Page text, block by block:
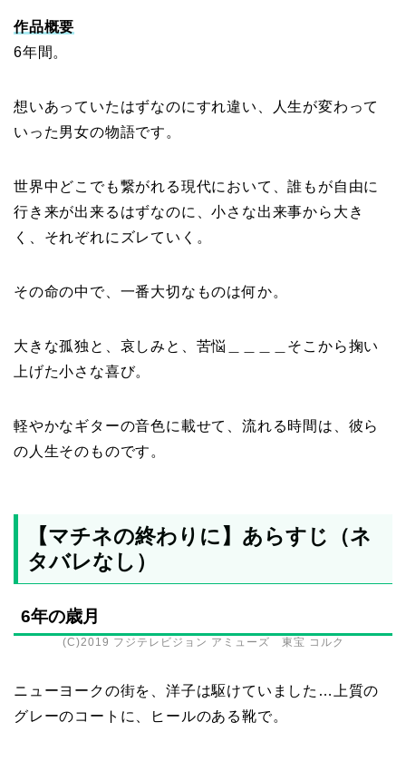
作品概要
6年間。
想いあっていたはずなのにすれ違い、人生が変わって
いった男女の物語です。
世界中どこでも繋がれる現代において、誰もが自由に
行き来が出来るはずなのに、小さな出来事から大き
く、それぞれにズレていく。
その命の中で、一番大切なものは何か。
大きな孤独と、哀しみと、苦悩＿＿＿＿そこから掬い
上げた小さな喜び。
軽やかなギターの音色に載せて、流れる時間は、彼ら
の人生そのものです。
【マチネの終わりに】あらすじ（ネ
タバレなし）
6年の歳月
(C)2019 フジテレビジョン アミューズ 東宝 コルク
ニューヨークの街を、洋子は駆けていました…上質の
グレーのコートに、ヒールのある靴で。